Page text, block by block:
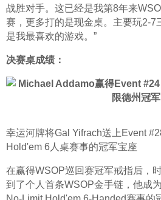
战胜对手。这已经是我第8年来
赛，更多打的是现金桌。主要玩2-7
是我最喜欢的游戏。”
决赛桌成绩：
幸运河牌将Gal Yifrach送上Event
Hold'em 6人桌赛事的冠军宝座
在赢得WSOP巡回赛冠军戒指后，
到了个人首条WSOP金手链，他成